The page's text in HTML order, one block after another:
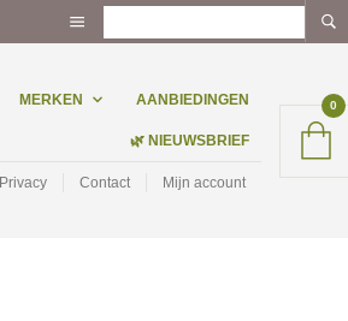
MERKEN AANBIEDINGEN
🌿 NIEUWSBRIEF
Privacy Contact Mijn account
0